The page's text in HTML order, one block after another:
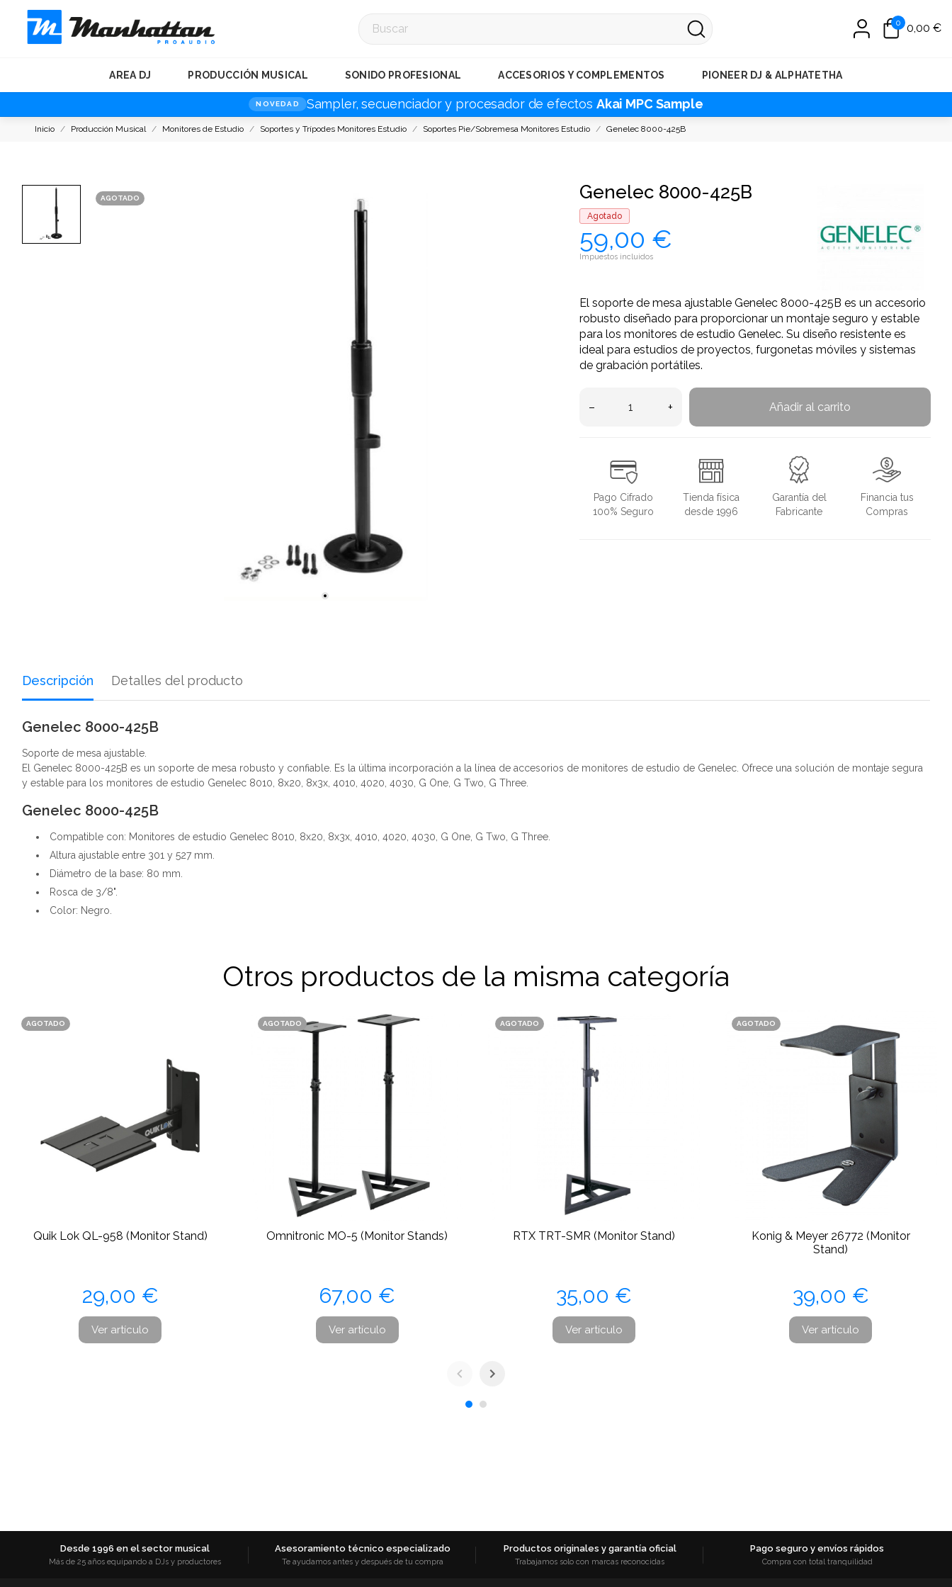
NOVEDAD Sampler, secuenciador y procesador de efectos Akai MPC Sample
0 0,00 €
AREA DJ PRODUCCIÓN MUSICAL SONIDO PROFESIONAL ACCESORIOS Y COMPLEMENTOS PIONEER DJ & ALPHATETHA
Inicio Producción Musical Monitores de Estudio Soportes y Trípodes Monitores Estudio Soportes Pie/Sobremesa Monitores Estudio Genelec 8000-425B
AGOTADO Genelec 8000-425B
Agotado
59,00 €
Impuestos incluidos
El soporte de mesa ajustable Genelec 8000-425B es un accesorio
robusto diseñado para proporcionar un montaje seguro y estable
para los monitores de estudio Genelec. Su diseño resistente es
ideal para estudios de proyectos, furgonetas móviles y sistemas
de grabación portátiles.
– + Añadir al carrito
Pago Cifrado
100% Seguro
Tienda física
desde 1996
Garantía del
Fabricante
Financia tus
Compras
Descripción Detalles del producto
Genelec 8000-425B
Soporte de mesa ajustable.
El Genelec 8000-425B es un soporte de mesa robusto y confiable. Es la última incorporación a la línea de accesorios de monitores de estudio de Genelec. Ofrece una solución de montaje segura
y estable para los monitores de estudio Genelec 8010, 8x20, 8x3x, 4010, 4020, 4030, G One, G Two, G Three.
Genelec 8000-425B
Compatible con: Monitores de estudio Genelec 8010, 8x20, 8x3x, 4010, 4020, 4030, G One, G Two, G Three.
Altura ajustable entre 301 y 527 mm.
Diámetro de la base: 80 mm.
Rosca de 3/8".
Color: Negro.
Otros productos de la misma categoría
AGOTADO
Quik Lok QL-958 (Monitor Stand)
Precio
29,00 €
Ver artículo
AGOTADO
Omnitronic MO-5 (Monitor Stands)
Precio
67,00 €
Ver artículo
AGOTADO
RTX TRT-SMR (Monitor Stand)
Precio
35,00 €
Ver artículo
AGOTADO
Konig & Meyer 26772 (Monitor
Stand)
Precio
39,00 €
Ver artículo
Desde 1996 en el sector musical
Más de 25 años equipando a DJs y productores
Asesoramiento técnico especializado
Te ayudamos antes y después de tu compra
Productos originales y garantía oficial
Trabajamos solo con marcas reconocidas
Pago seguro y envíos rápidos
Compra con total tranquilidad